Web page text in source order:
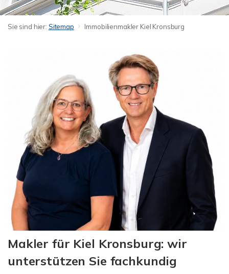
Sie sind hier: Sitemap Immobilienmakler Kiel Kronsburg
Makler für Kiel Kronsburg: wir
unterstützen Sie fachkundig